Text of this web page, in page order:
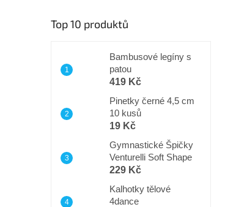
p
Top 10 produktů
Bambusové legíny s
patou
419 Kč
Pinetky černé 4,5 cm
10 kusů
19 Kč
Gymnastické Špičky
Venturelli Soft Shape
229 Kč
Kalhotky tělové
4dance